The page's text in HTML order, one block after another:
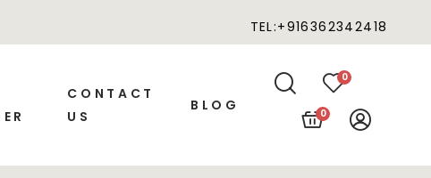
TEL:+916362342418
CONTACT
US
BLOG
0
0